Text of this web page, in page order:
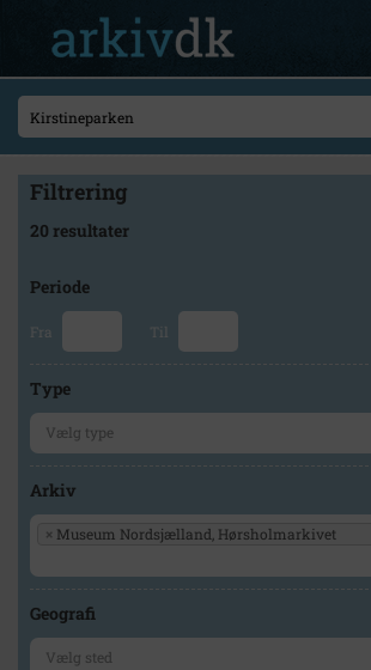
Filtrering
20 resultater
Periode
Fra Til
Type
Arkiv
× Museum Nordsjælland, Hørsholmarkivet
Geografi